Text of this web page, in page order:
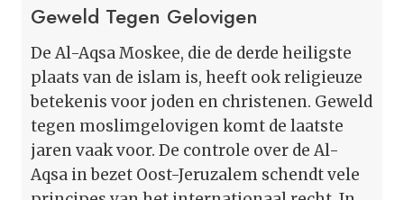
Geweld Tegen Gelovigen
De Al-Aqsa Moskee, die de derde heiligste
plaats van de islam is, heeft ook religieuze
betekenis voor joden en christenen. Geweld
tegen moslimgelovigen komt de laatste
jaren vaak voor. De controle over de Al-
Aqsa in bezet Oost-Jeruzalem schendt vele